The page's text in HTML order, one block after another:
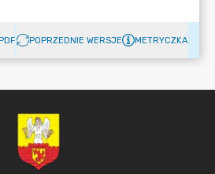
POPRZEDNIE WERSJE METRYCZKA